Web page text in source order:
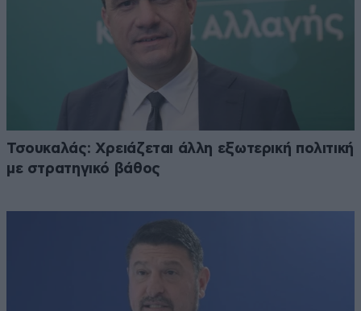
Τσουκαλάς: Xρειάζεται άλλη εξωτερική πολιτική
με στρατηγικό βάθος